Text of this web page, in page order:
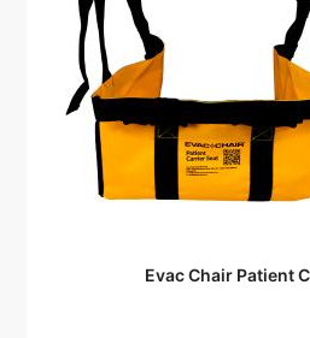
Evac Chair Patient